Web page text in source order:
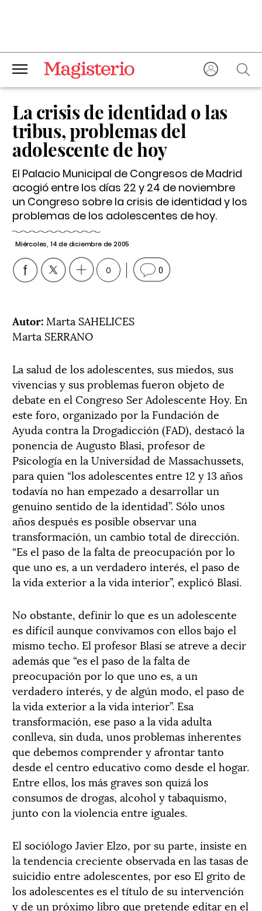
La crisis de identidad o las
tribus, problemas del
adolescente de hoy
El Palacio Municipal de Congresos de Madrid
acogió entre los días 22 y 24 de noviembre
un Congreso sobre la crisis de identidad y los
problemas de los adolescentes de hoy.
Miércoles, 14 de diciembre de 2005
0 0
Autor: Marta SAHELICES
Marta SERRANO
La salud de los adolescentes, sus miedos, sus
vivencias y sus problemas fueron objeto de
debate en el Congreso Ser Adolescente Hoy. En
este foro, organizado por la Fundación de
Ayuda contra la Drogadicción (FAD), destacó la
ponencia de Augusto Blasi, profesor de
Psicología en la Universidad de Massachussets,
para quien “los adolescentes entre 12 y 13 años
todavía no han empezado a desarrollar un
genuino sentido de la identidad”. Sólo unos
años después es posible observar una
transformación, un cambio total de dirección.
“Es el paso de la falta de preocupación por lo
que uno es, a un verdadero interés, el paso de
la vida exterior a la vida interior”, explicó Blasi.
No obstante, definir lo que es un adolescente
es difícil aunque convivamos con ellos bajo el
mismo techo. El profesor Blasi se atreve a decir
además que “es el paso de la falta de
preocupación por lo que uno es, a un
verdadero interés, y de algún modo, el paso de
la vida exterior a la vida interior”. Esa
transformación, ese paso a la vida adulta
conlleva, sin duda, unos problemas inherentes
que debemos comprender y afrontar tanto
desde el centro educativo como desde el hogar.
Entre ellos, los más graves son quizá los
consumos de drogas, alcohol y tabaquismo,
junto con la violencia entre iguales.
El sociólogo Javier Elzo, por su parte, insiste en
la tendencia creciente observada en las tasas de
suicidio entre adolescentes, por eso El grito de
los adolescentes es el título de su intervención
y de un próximo libro que pretende editar en el